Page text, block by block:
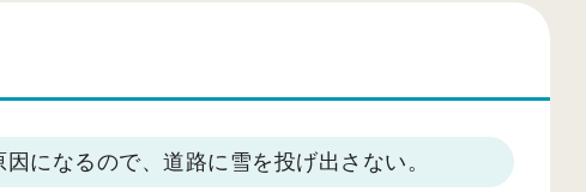
になるので、道路に雪を投げ出さない。